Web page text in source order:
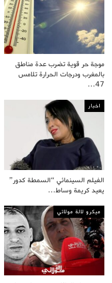
موجة حر قوية تضرب عدة مناطق
بالمغرب ودرجات الحرارة تلامس
47…
اخبار
الفيلم السينمائي “السمطة كدور”
يعيد كريمة وساط…
ميكرو لالة مولاتي